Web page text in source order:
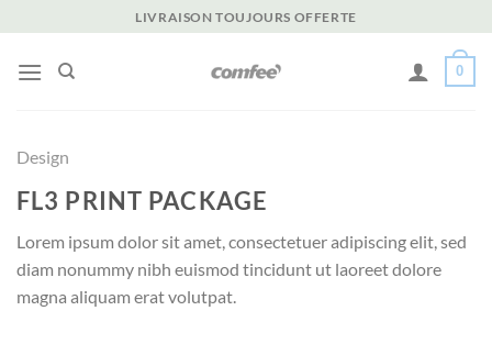
au
contenu
LIVRAISON TOUJOURS OFFERTE
0
Design
FL3 PRINT PACKAGE
Lorem ipsum dolor sit amet, consectetuer adipiscing elit, sed
diam nonummy nibh euismod tincidunt ut laoreet dolore
magna aliquam erat volutpat.